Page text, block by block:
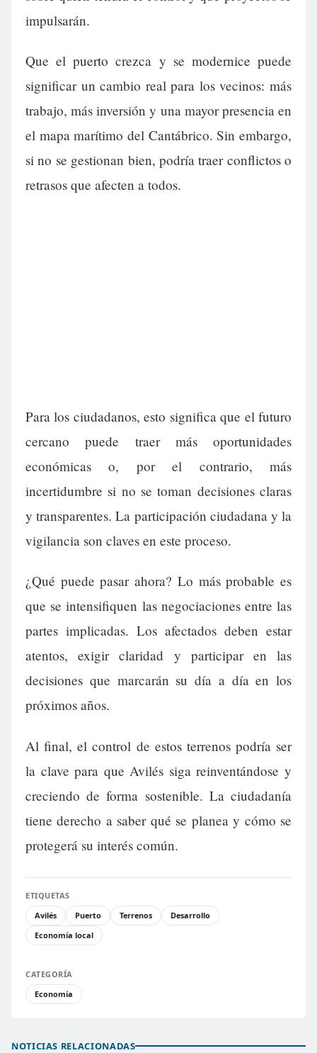
impulsarán.
Que el puerto crezca y se modernice puede
significar un cambio real para los vecinos: más
trabajo, más inversión y una mayor presencia en
el mapa marítimo del Cantábrico. Sin embargo,
si no se gestionan bien, podría traer conflictos o
retrasos que afecten a todos.
Para los ciudadanos, esto significa que el futuro
cercano puede traer más oportunidades
económicas o, por el contrario, más
incertidumbre si no se toman decisiones claras
y transparentes. La participación ciudadana y la
vigilancia son claves en este proceso.
¿Qué puede pasar ahora? Lo más probable es
que se intensifiquen las negociaciones entre las
partes implicadas. Los afectados deben estar
atentos, exigir claridad y participar en las
decisiones que marcarán su día a día en los
próximos años.
Al final, el control de estos terrenos podría ser
la clave para que Avilés siga reinventándose y
creciendo de forma sostenible. La ciudadanía
tiene derecho a saber qué se planea y cómo se
protegerá su interés común.
ETIQUETAS
Avilés
Puerto Terrenos
Desarrollo
Economía local
CATEGORÍA
Economía
NOTICIAS RELACIONADAS